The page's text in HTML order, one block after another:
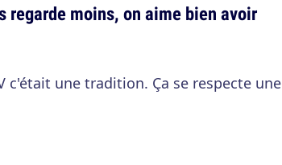
regarde moins, on aime bien avoir
c'était une tradition. Ça se respecte une